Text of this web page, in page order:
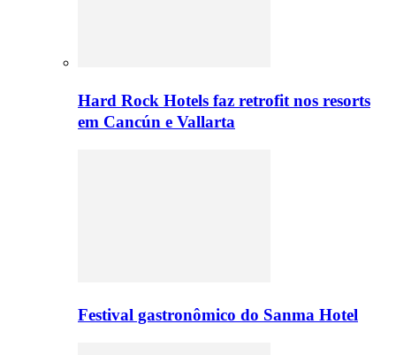
Hard Rock Hotels faz retrofit nos resorts
em Cancún e Vallarta
Festival gastronômico do Sanma Hotel